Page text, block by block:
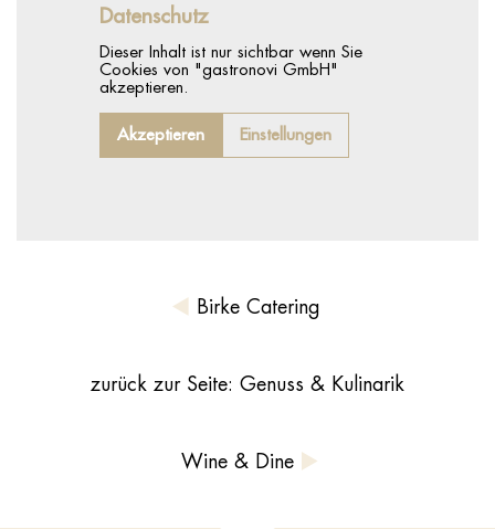
Datenschutz
Dieser Inhalt ist nur sichtbar wenn Sie
Cookies von "gastronovi GmbH"
akzeptieren.
Akzeptieren Einstellungen
Birke Catering
zurück zur Seite: Genuss & Kulinarik
Wine & Dine